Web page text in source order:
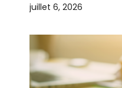
juillet 6, 2026